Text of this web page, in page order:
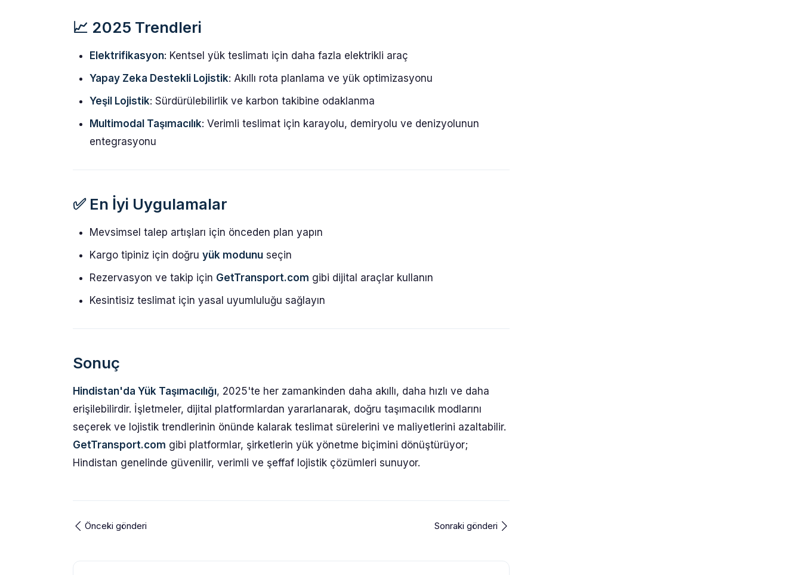
📈 2025 Trendleri
Elektrifikasyon: Kentsel yük teslimatı için daha fazla elektrikli araç
Yapay Zeka Destekli Lojistik: Akıllı rota planlama ve yük optimizasyonu
Yeşil Lojistik: Sürdürülebilirlik ve karbon takibine odaklanma
Multimodal Taşımacılık: Verimli teslimat için karayolu, demiryolu ve denizyolunun
entegrasyonu
✅ En İyi Uygulamalar
Mevsimsel talep artışları için önceden plan yapın
Kargo tipiniz için doğru yük modunu seçin
Rezervasyon ve takip için GetTransport.com gibi dijital araçlar kullanın
Kesintisiz teslimat için yasal uyumluluğu sağlayın
Sonuç
Hindistan'da Yük Taşımacılığı, 2025'te her zamankinden daha akıllı, daha hızlı ve daha
erişilebilirdir. İşletmeler, dijital platformlardan yararlanarak, doğru taşımacılık modlarını
seçerek ve lojistik trendlerinin önünde kalarak teslimat sürelerini ve maliyetlerini azaltabilir.
GetTransport.com gibi platformlar, şirketlerin yük yönetme biçimini dönüştürüyor;
Hindistan genelinde güvenilir, verimli ve şeffaf lojistik çözümleri sunuyor.
Önceki gönderi Sonraki gönderi